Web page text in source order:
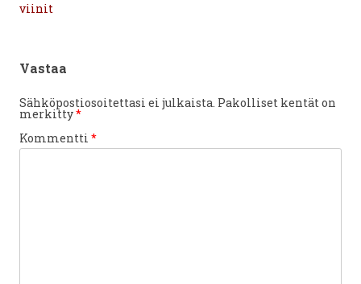
selaus
viinit
Vastaa
Sähköpostiosoitettasi ei julkaista. Pakolliset kentät on
merkitty*
Kommentti *